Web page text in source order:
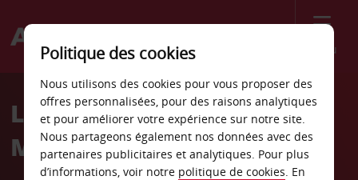
Menu
Welcome
AvisLocation de voiture
Manassas
Politique des cookies
Nous utilisons des cookies pour vous proposer des
offres personnalisées, pour des raisons analytiques
et pour améliorer votre expérience sur notre site.
Nous partageons également nos données avec des
partenaires publicitaires et analytiques. Pour plus
d’informations, voir notre politique de cookies. En